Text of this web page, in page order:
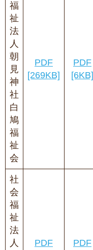
福
祉
法
人
朝
見
神
社
白
鳩
福
祉
会
PDF
[269KB]
PDF
[6KB]
社
会
福
祉
法
人
PDF
PDF